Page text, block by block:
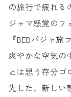
の旅行で疲れ
ジャマ感覚のウ
『BEBパジャ
爽やかな空気の
とは思う存分
先した、新しい